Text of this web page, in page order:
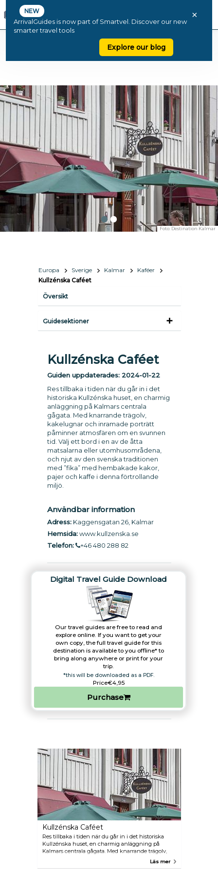
NEW
ArrivalGuides is now part of Smartvel. Discover our new
smarter travel tools
Explore our blog
×
Foto: Destination Kalmar
Europa Sverige Kalmar
Kaféer
Kullzénska Caféet
Översikt
Guidesektioner
Kullzénska Caféet
Guiden uppdaterades: 2024-01-22
Res tillbaka i tiden när du går in i det
historiska Kullzénska huset, en charmig
anläggning på Kalmars centrala
gågata. Med knarrande trägolv,
kakelugnar och inramade porträtt
påminner atmosfären om en svunnen
tid. Välj ett bord i en av de åtta
matsalarna eller utomhusområdena,
och njut av den svenska traditionen
med ”fika” med hembakade kakor,
pajer och kaffe i denna förtrollande
miljö.
Användbar information
Adress:Kaggensgatan 26, Kalmar
Hemsida: www.kullzenska.se
Telefon:
+46 480 288 82
Digital Travel Guide Download
Our travel guides are free to read and
explore online. If you want to get your
own copy, the full travel guide for this
destination is available to you offline* to
bring along anywhere or print for your
trip.​
*this will be downloaded as a PDF.
Price€4,95
Purchase
Kullzénska Caféet
Res tillbaka i tiden när du går in i det historiska
Kullzénska huset, en charmig anläggning på
Kalmars centrala gågata. Med knarrande trägolv,
kakelugnar och inramade porträtt påminner
atmosfären om en svunnen tid. Välj ett bord i en av
Läs mer